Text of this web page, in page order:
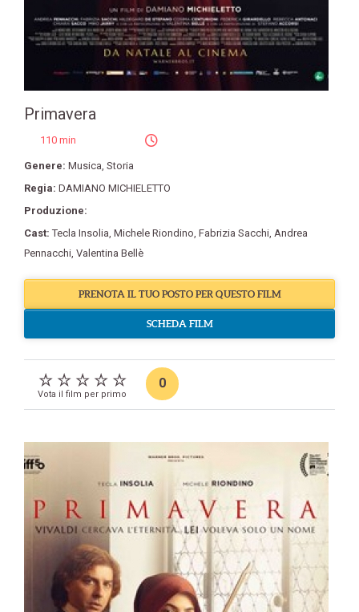
Primavera
110 min
Genere: Musica, Storia
Regia: DAMIANO MICHIELETTO
Produzione:
Cast:Tecla Insolia, Michele Riondino, Fabrizia Sacchi, Andrea
Pennacchi, Valentina Bellè
PRENOTA IL TUO POSTO PER QUESTO FILM
SCHEDA FILM
Vota il film per primo
0